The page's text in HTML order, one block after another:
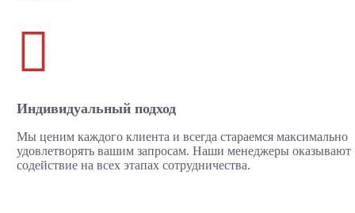

Индивидуальный подход
Мы ценим каждого клиента и всегда стараемся максимально
удовлетворять вашим запросам. Наши менеджеры оказывают
содействие на всех этапах сотрудничества.